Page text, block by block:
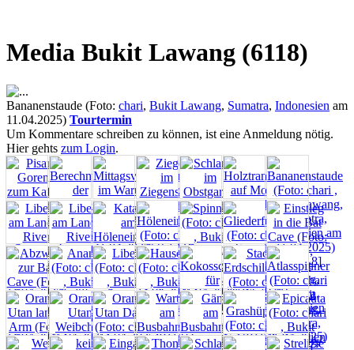
Media Bukit Lawang (6118)
Bananenstaude (Foto: chari, Bukit Lawang, Sumatra, Indonesien am
11.04.2025) Tourtermin
Um Kommentare schreiben zu können, ist eine Anmeldung nötig.
Hier gehts zum Login.